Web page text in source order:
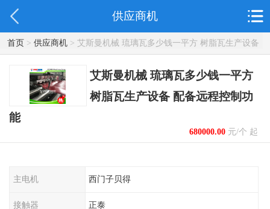
供应商机
首页> 供应商机> 艾斯曼机械 琉璃瓦多少钱一平方 树脂瓦生产设备
配备远程控制功能
艾斯曼机械 琉璃瓦多少钱一平方
树脂瓦生产设备 配备远程控制功
能
680000.00元/个 起
主电机 西门子贝得
接触器 正泰